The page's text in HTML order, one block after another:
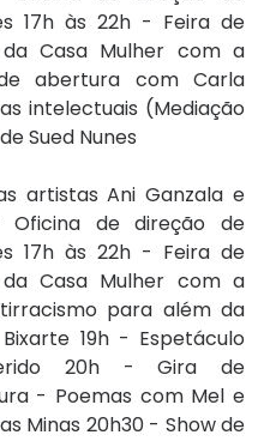
17h às 22h - Feira de
da Casa Mulher com a
abertura com Carla
intelectuais (Mediação
Sued Nunes
artistas Ani Ganzala e
de direção de
17h às 22h - Feira de
da Casa Mulher com a
para além da
19h - Espetáculo
20h - Gira de
- Poemas com Mel e
Minas 20h30 - Show de